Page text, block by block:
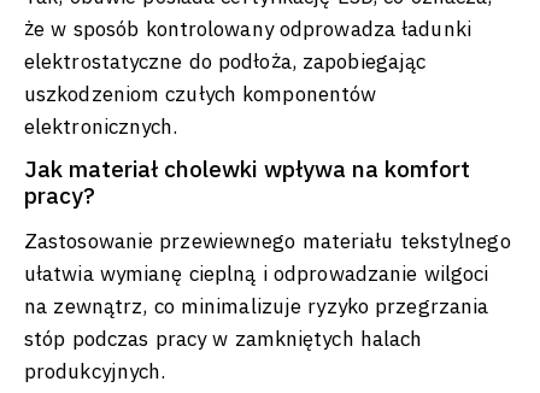
że w sposób kontrolowany odprowadza ładunki
elektrostatyczne do podłoża, zapobiegając
uszkodzeniom czułych komponentów
elektronicznych.
Jak materiał cholewki wpływa na komfort
pracy?
Zastosowanie przewiewnego materiału tekstylnego
ułatwia wymianę cieplną i odprowadzanie wilgoci
na zewnątrz, co minimalizuje ryzyko przegrzania
stóp podczas pracy w zamkniętych halach
produkcyjnych.